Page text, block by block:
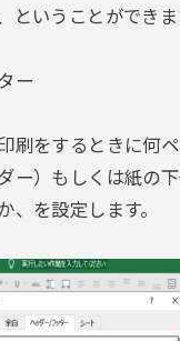
ということができま
ー
刷をするときに何
ー）もしくは紙の下
、を設定します。